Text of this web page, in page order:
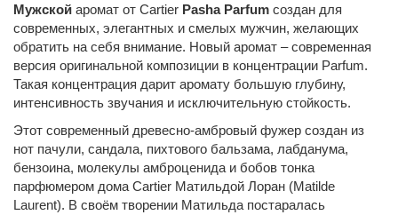
Мужской аромат от Cartier Pasha Parfum создан для
современных, элегантных и смелых мужчин, желающих
обратить на себя внимание. Новый аромат – современная
версия оригинальной композиции в концентрации Parfum.
Такая концентрация дарит аромату большую глубину,
интенсивность звучания и исключительную стойкость.
Этот современный древесно-амбровый фужер создан из
нот пачули, сандала, пихтового бальзама, лабданума,
бензоина, молекулы амброценида и бобов тонка
парфюмером дома Cartier Матильдой Лоран (Matilde
Laurent). В своём творении Матильда постаралась